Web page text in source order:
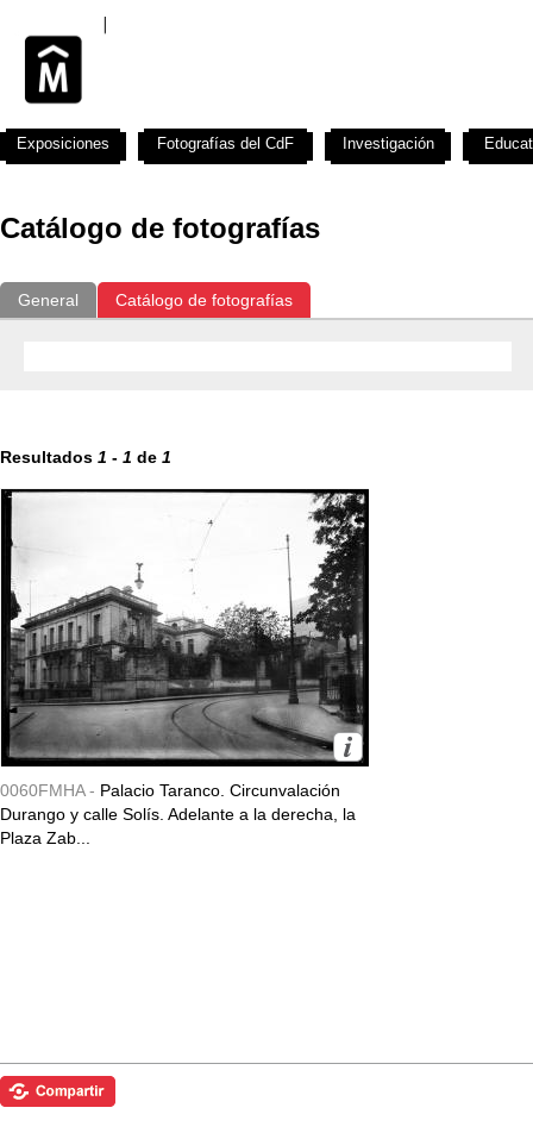
Catálogo de fotografías
General Catálogo de fotografías
Resultados 1 - 1 de 1
0060FMHA - Palacio Taranco. Circunvalación
Durango y calle Solís. Adelante a la derecha, la
Plaza Zab...
Exposiciones Fotografías del CdF Investigación